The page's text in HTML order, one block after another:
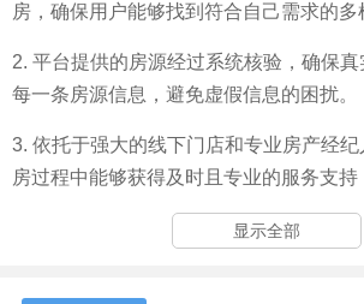
房，确保用户能够找到符合自己需求的多
2. 平台提供的房源经过系统核验，确保
每一条房源信息，避免虚假信息的困扰。
3. 依托于强大的线下门店和专业房产经
房过程中能够获得及时且专业的服务支
显示全部